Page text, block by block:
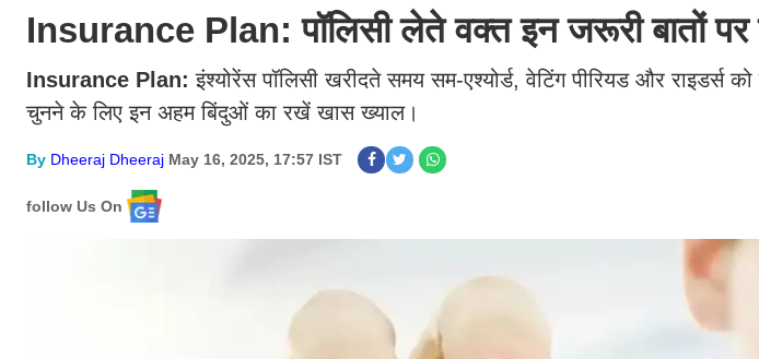
Insurance Plan: पॉलिसी लेते वक्त इन जरूरी बातों पर
Insurance Plan:इंश्योरेंस पॉलिसी खरीदते समय सम-एश्योर्ड, वेटिंग पीरियड और राइडर्स
चुनने के लिए इन अहम बिंदुओं का रखें खास ख्याल।
By Dheeraj Dheeraj May 16, 2025, 17:57 IST
follow Us On